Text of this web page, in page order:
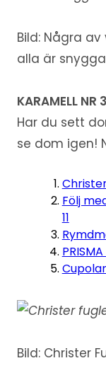
Bild: Några
alla är
KARAMELL NR
Har du sett
se dom igen!
Följ
11
Bild: Christer